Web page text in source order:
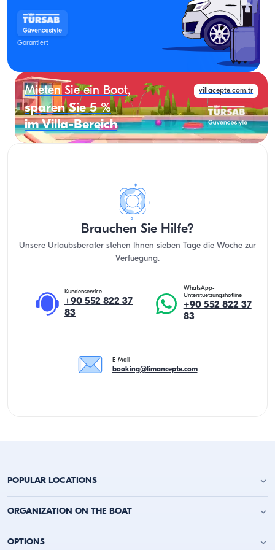
Garantiert
Mieten Sie ein Boot, villacepte.com.tr
sparen Sie 5 %
im Villa-Bereich
Brauchen Sie Hilfe?
Unsere Urlaubsberater stehen Ihnen sieben Tage die Woche zur
Verfuegung.
Kundenservice
+90 552 822 37
83
WhatsApp-
Unterstuetzungshotline
+90 552 822 37
83
E-Mail
booking@limancepte.com
POPULAR LOCATIONS
Yachtcharter Antalya
Yachtcharter Kaş
ORGANIZATION ON THE BOAT
Geburtstagsfeier auf der Jacht
OPTIONS